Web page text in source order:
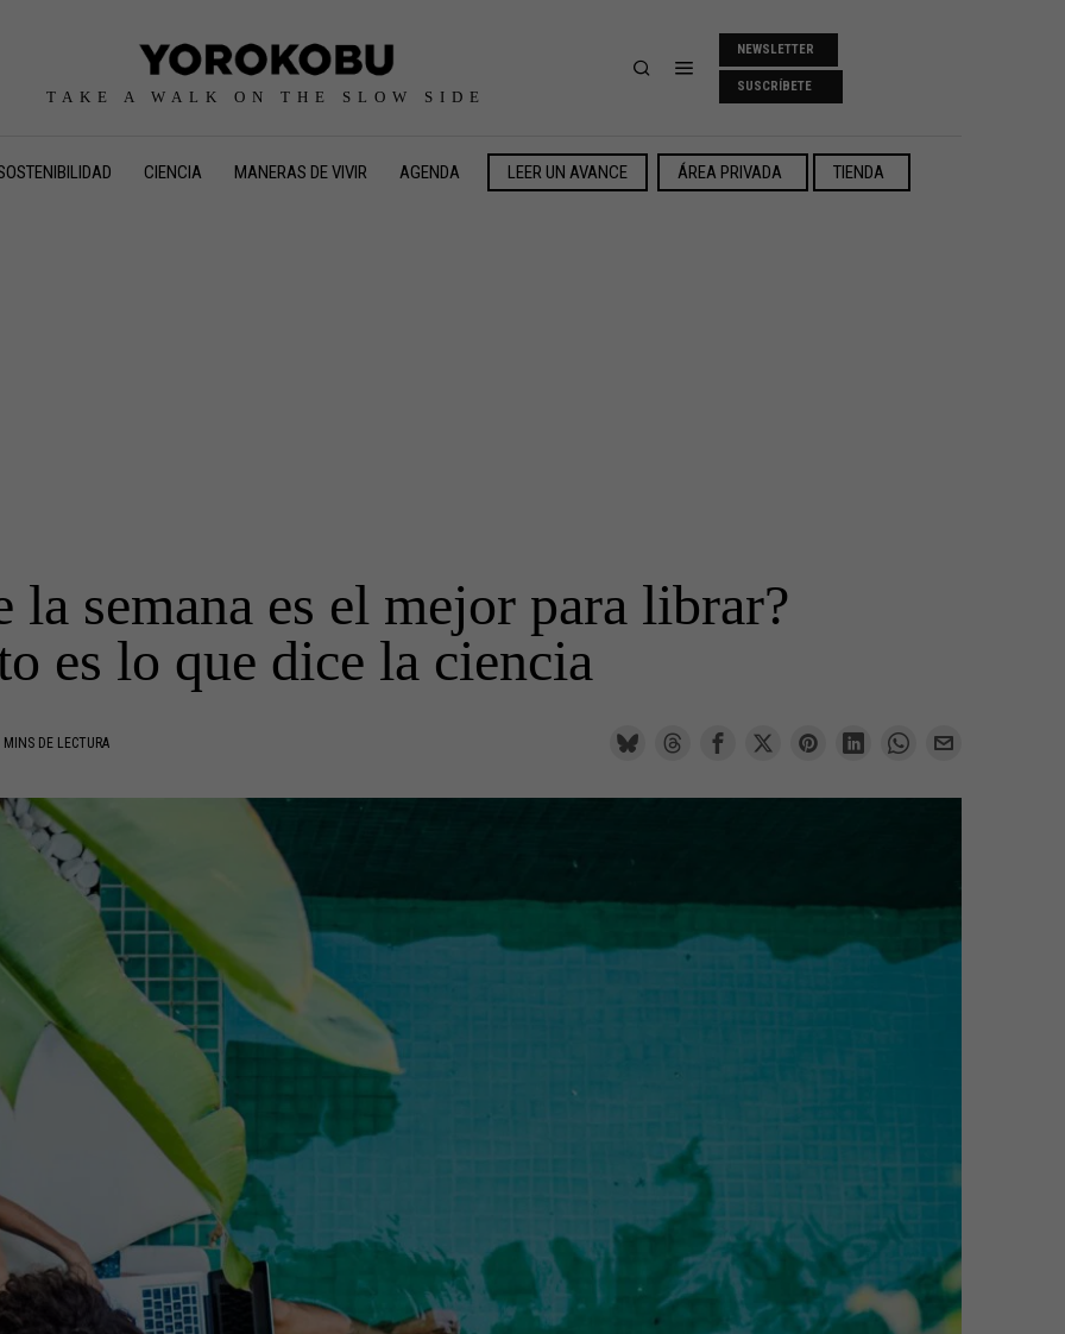
TAKE A WALK ON THE SLOW SIDE
NEWSLETTER
SUSCRÍBETE
CIENCIA MANERAS DE VIVIR AGENDA LEER UN AVANCE ÁREA PRIVADA TIENDA
la semana es el mejor para librar?
es lo que dice la ciencia
MINS DE LECTURA